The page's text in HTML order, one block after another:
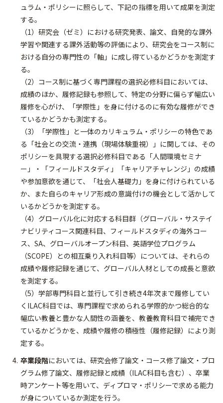
ュラム・ポリシーに照らして、下記の指標を用いて成果を測定
する。
（1）研究会（ゼミ）における研究発表、論文、自発的な課外
学習や関連する課外活動等の評価により、研究会をコース制に
おける自分の専門性の「軸」に成し得ているかどうかを測定す
る。
（2）コース制に基づく専門課程の選択必修科目においては、
成績のほか、履修記録も参照して、特定の分野に偏らず幅広い
履修を心がけ、「学際性」を身に付けるのに有効な履修ができ
ているかどうかも測定する。
（3）「学際性」と一体のカリキュラム・ポリシーの特色であ
る「社会との交流・連携（現場体験重視）」に関しては、その
ポリシーを具現する選択必修科目である「人間環境セミナ
ー」・「フィールドスタディ」「キャリアチャレンジ」の成績
や参加意欲を通じて、「社会人基礎力」を身に付けられている
か、また自らのキャリア形成の意識付けの機会として活かして
いるかどうかを測定する。
（4）グローバル化に対応する科目群（グローバル・サステイ
ナビリティコース関連科目、フィールドスタディの海外コー
ス、SA、グローバルオープン科目、英語学位プログラム
（SCOPE）との相互乗り入れ科目等）については、それらの
成績や履修記録を通じて、グローバル人材としての成長と意欲
を測定する。
（5）学部専門科目と並行して引き続き4年次まで履修してい
くILAC科目では、専門課程で求められる学際的かつ総合的な
幅広い教養と豊かな人間性の涵養を、教養教育科目で補完でき
ているかどうかを、成績や履修の積極性（履修記録）により測
定する。
卒業段階においては、研究会修了論文・コース修了論文・プロ
グラム修了論文、履修記録と成績（ILAC科目も含む）、卒業
時アンケート等を用いて、ディプロマ・ポリシーで求める能力
が身についているか測定を行う。